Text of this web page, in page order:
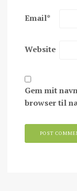
Email*
Website
Gem mit
browser til